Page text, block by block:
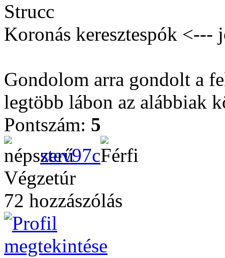
Strucc
Koronás keresztespók <---
Gondolom arra gondolt a
legtöbb lábon az alábbiak
Pontszám: 5
stev97c
Végzetúr
72 hozzászólás